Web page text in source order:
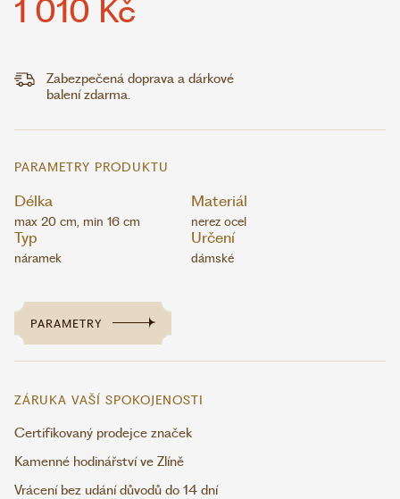
1 010 Kč
Zabezpečená doprava a dárkové
balení zdarma.
PARAMETRY PRODUKTU
Délka
max 20 cm, min 16 cm
Materiál
nerez ocel
Typ
náramek
Určení
dámské
PARAMETRY
ZÁRUKA VAŠÍ SPOKOJENOSTI
Certifikovaný prodejce značek
Kamenné hodinářství ve Zlíně
Vrácení bez udání důvodů do 14 dní